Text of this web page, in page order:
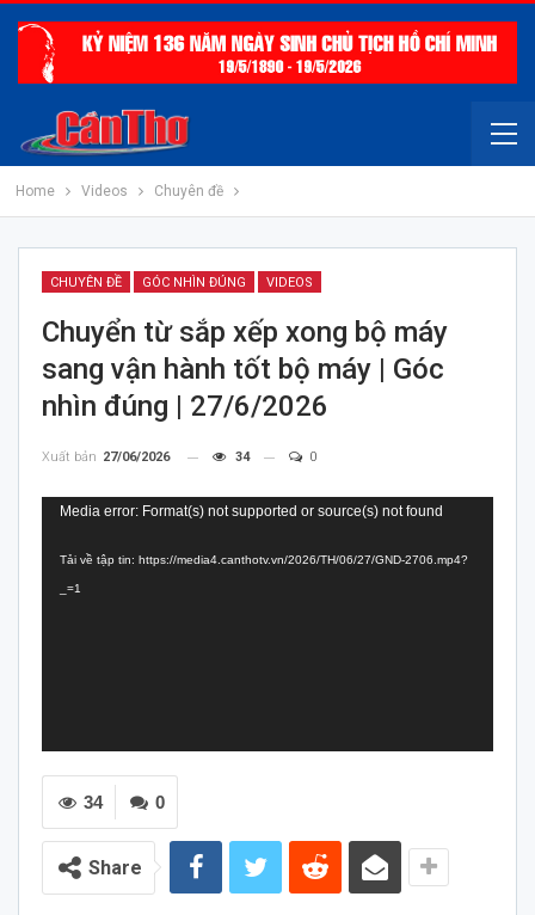
Home Videos Chuyên đề
CHUYÊN ĐỀ GÓC NHÌN ĐÚNG VIDEOS
Chuyển từ sắp xếp xong bộ máy
sang vận hành tốt bộ máy | Góc
nhìn đúng | 27/6/2026
Xuất bản 27/06/2026 34 0
Trình
Video
Media error: Format(s) not supported or source(s) not found
Tải về tập tin: https://media4.canthotv.vn/2026/TH/06/27/GND-2706.mp4?
_=1
0
34
Share